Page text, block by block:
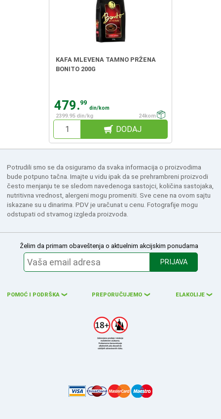
KAFA MLEVENA TAMNO PRŽENA
BONITO 200G
479.99
din/kom
2399.95 din/kg
24kom
DODAJ
Potrudili smo se da osiguramo da svaka informacija o proizvodima
bude potpuno tačna. Imajte u vidu ipak da se prehrambreni proizvodi
često menjanju te se sledom navedenoga sastojci, količina sastojaka,
nutritivna vrednost, alergeni mogu promeniti. Sve cene na ovom sajtu
iskazane su u dinarima. PDV je uračunat u cenu. Fotografije mogu
odstupati od stvarnog izgleda proizvoda.
Želim da primam obaveštenja o aktuelnim akcijskim ponudama
PRIJAVA
POMOĆ I PODRŠKA ❮ PREPORUČUJEMO ❮ ELAKOLIJE ❮